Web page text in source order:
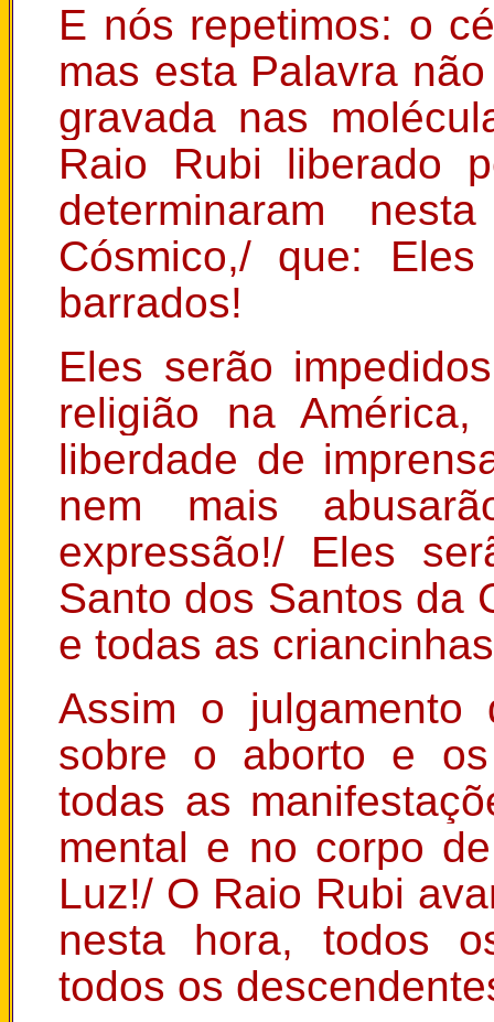
E nós repetimos: o
mas esta Palavra
gravada nas
Raio Rubi liberado
determinaram
Cósmico,/ que:
barrados!
Eles serão
religião na
liberdade de
nem mais
expressão!/ Eles
Santo dos Santos da
e todas as
Assim o
sobre o aborto e os
todas as
mental e no corpo
Luz!/ O Raio Rubi
nesta hora, todos
todos os